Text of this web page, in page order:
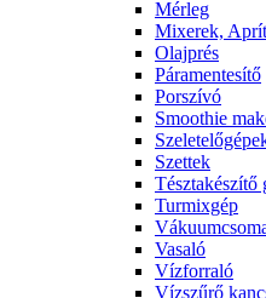
Mérleg
Mixerek,
Olajprés
Páramentesítő
Porszívó
Smoothie
Szettek
Tésztakészítő
Turmixgép
Vasaló
Vízforraló
Vízszűrő